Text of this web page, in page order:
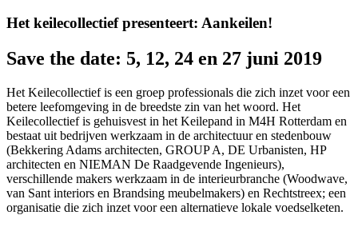
Het keilecollectief presenteert: Aankeilen!
Save the date: 5, 12, 24 en 27 juni 2019
Het Keilecollectief is een groep professionals die zich inzet voor een
betere leefomgeving in de breedste zin van het woord. Het
Keilecollectief is gehuisvest in het Keilepand in M4H Rotterdam en
bestaat uit bedrijven werkzaam in de architectuur en stedenbouw
(Bekkering Adams architecten, GROUP A, DE Urbanisten, HP
architecten en NIEMAN De Raadgevende Ingenieurs),
verschillende makers werkzaam in de interieurbranche (Woodwave,
van Sant interiors en Brandsing meubelmakers) en Rechtstreex; een
organisatie die zich inzet voor een alternatieve lokale voedselketen.